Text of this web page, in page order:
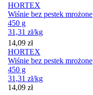
HORTEX
Wiśnie bez pestek mrożone
450 g
31,31 zł/kg
Cena
14,09 zł
HORTEX
Wiśnie bez pestek mrożone
450 g
31,31 zł/kg
Cena
14,09 zł